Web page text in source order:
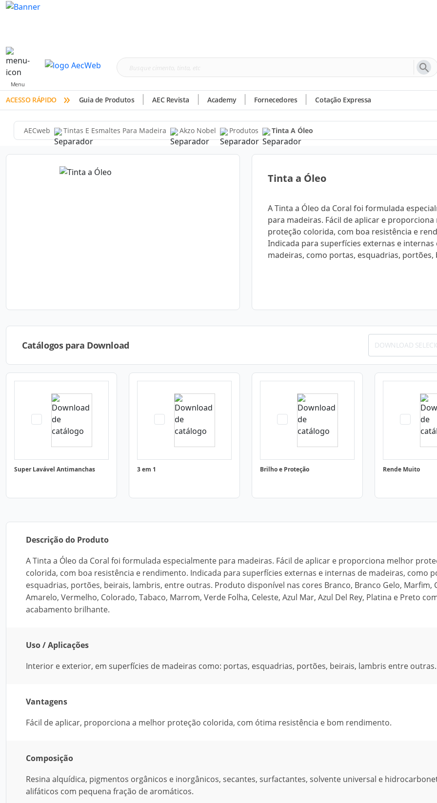
Menu
Busque
tinta,
etc
ACESSO RÁPIDO » Guia de Produtos AEC Revista Academy Fornecedores Cotação Expressa
AECweb Tintas E Esmaltes Para Madeira Akzo Nobel Produtos Tinta A Óleo
Tinta a Óleo
A Tinta a Óleo da Coral foi formulada
para madeiras. Fácil de aplicar e
proteção colorida, com boa resistência e
Indicada para superfícies externas e internas
madeiras, como portas, esquadrias, portões,
Catálogos para Download DOWNLOAD
Super Lavável Antimanchas 3 em 1 Brilho e Proteção Rende Muito
Descrição do Produto
A Tinta a Óleo da Coral foi formulada especialmente para madeiras. Fácil de aplicar e proporciona melhor
colorida, com boa resistência e rendimento. Indicada para superfícies externas e internas de madeiras, como
esquadrias, portões, beirais, lambris, entre outras. Produto disponível nas cores Branco, Branco Gelo, Marfim,
Amarelo, Vermelho, Colorado, Tabaco, Marrom, Verde Folha, Celeste, Azul Mar, Azul Del Rey, Platina e Preto
acabamento brilhante.
Uso / Aplicações
Interior e exterior, em superfícies de madeiras como: portas, esquadrias, portões, beirais, lambris entre outras.
Vantagens
Fácil de aplicar, proporciona a melhor proteção colorida, com ótima resistência e bom rendimento.
Composição
Resina alquídica, pigmentos orgânicos e inorgânicos, secantes, surfactantes, solvente universal e
alifáticos com pequena fração de aromáticos.